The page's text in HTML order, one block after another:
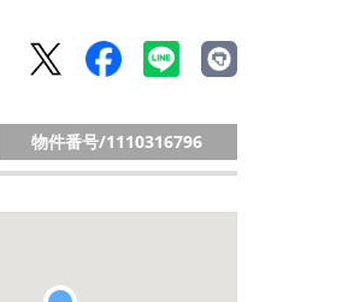
物件番号/1110316796